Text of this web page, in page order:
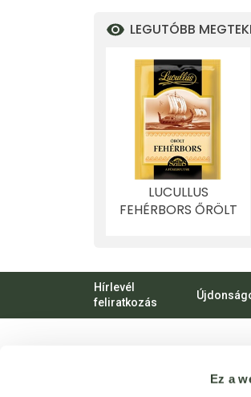
Ez a
LEGUTÓBB
LUCULLUS
FEHÉRBORS ŐRÖLT
Hírlevél
feliratkozás
VIRTUÁLIS